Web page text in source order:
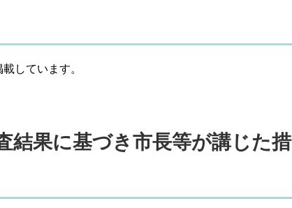
しています。
果に基づき市長等が講じた措